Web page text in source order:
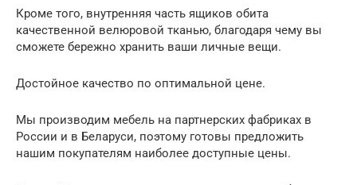
Кроме того, внутренняя часть ящиков обита
качественной велюровой тканью, благодаря чему вы
сможете бережно хранить ваши личные вещи.
Достойное качество по оптимальной цене.
Мы производим мебель на партнерских фабриках в
России и в Беларуси, поэтому готовы предложить
нашим покупателям наиболее доступные цены.